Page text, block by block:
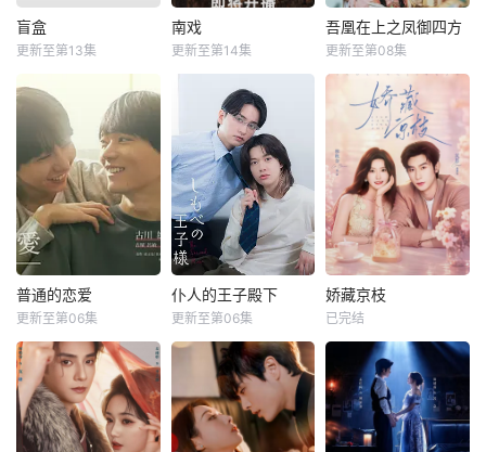
盲盒
更新至第13集
南戏
更新至第14集
吾凰在上之凤御四方
更新至第08集
普通的恋爱
更新至第06集
仆人的王子殿下
更新至第06集
娇藏京枝
已完结